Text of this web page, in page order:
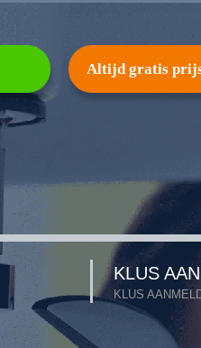
Altijd gratis
KLUS
KLUS